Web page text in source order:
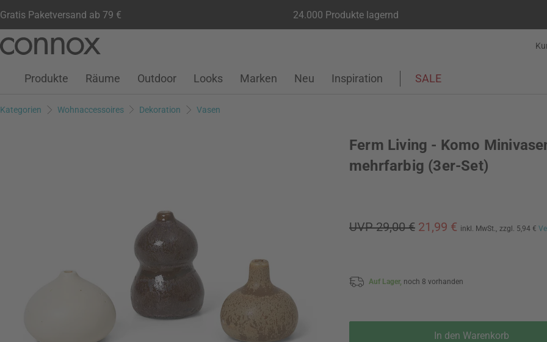
Gratis Paketversand ab 79 € 24.000 Produkte lagernd
Seiteninhalt
Suchfeld
Kundenkonto
Wunschliste
Warenkorb
Produkte Räume Outdoor Looks Marken Neu Inspiration SALE
Kategorien Wohnaccessoires Dekoration Vasen
Ferm Living - Komo
mehrfarbig (3er-Set)
UVP 29,00 € 21,99 € inkl. MwSt., zzgl. 5,94 €
Auf Lager, noch 8 vorhanden
In den Warenkorb